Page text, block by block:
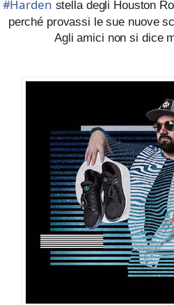
#Harden stella degli Houston
perché provassi le sue nuove
Agli amici non si dice